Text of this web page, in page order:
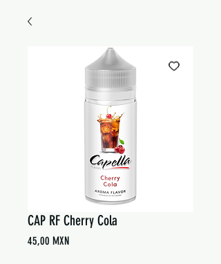
CAP RF Cherry Cola
45,00 MXNPrecio